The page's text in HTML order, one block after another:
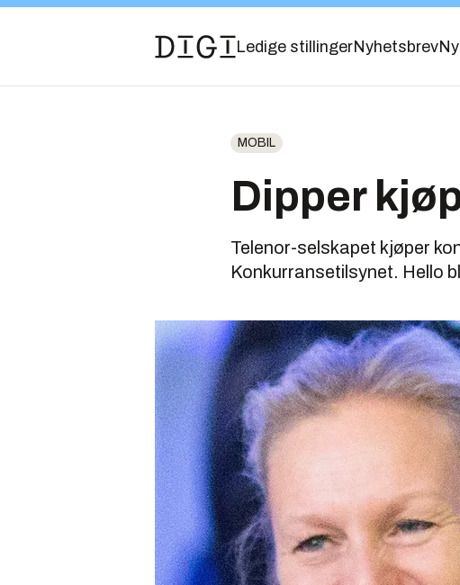
Ledige stillingerNyhetsbrev
MOBIL
Dipper
Telenor-selskapet kjøper
Konkurransetilsynet. Hello